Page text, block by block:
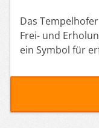
Das
Frei- und
ein Symbol für